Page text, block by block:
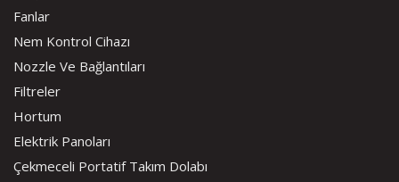
Fanlar
Nem Kontrol Cihazı
Nozzle Ve Bağlantıları
Filtreler
Hortum
Elektrik Panoları
Çekmeceli Portatif Takım Dolabı